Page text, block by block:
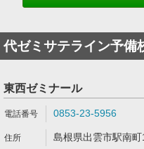
代ゼミサテライン予備
東西ゼミナール
0853-23-5956
島根県出雲市駅南町